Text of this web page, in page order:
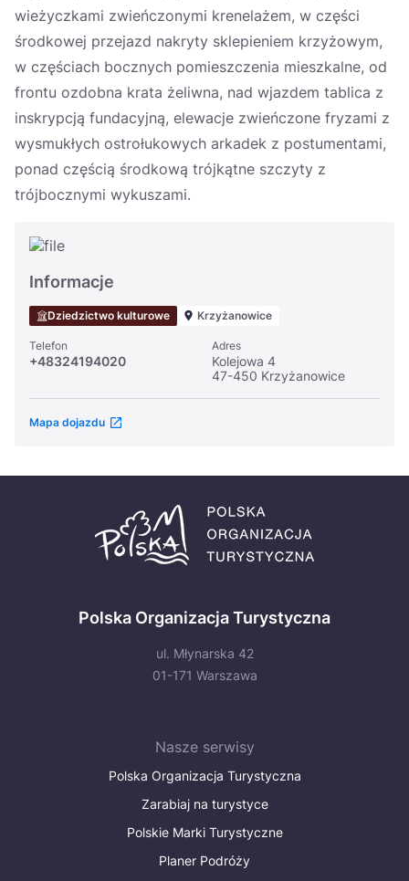
wieżyczkami zwieńczonymi krenelażem, w części
środkowej przejazd nakryty sklepieniem krzyżowym,
w częściach bocznych pomieszczenia mieszkalne, od
frontu ozdobna krata żeliwna, nad wjazdem tablica z
inskrypcją fundacyjną, elewacje zwieńczone fryzami z
wysmukłych ostrołukowych arkadek z postumentami,
ponad częścią środkową trójkątne szczyty z
trójbocznymi wykuszami.
Informacje
Dziedzictwo kulturowe Krzyżanowice
Telefon
+48324194020
Adres
Kolejowa 4
47-450 Krzyżanowice
Mapa dojazdu
Polska Organizacja Turystyczna
ul. Młynarska 42
01-171 Warszawa
Nasze serwisy
Polska Organizacja Turystyczna
Zarabiaj na turystyce
Polskie Marki Turystyczne
Planer Podróży